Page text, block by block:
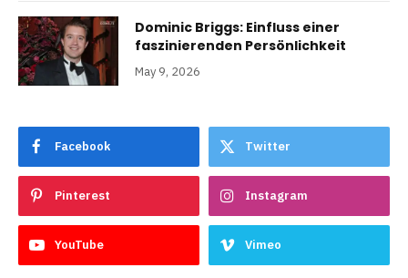
Dominic Briggs: Einfluss einer
faszinierenden Persönlichkeit
May 9, 2026
Facebook Twitter
Pinterest Instagram
YouTube Vimeo